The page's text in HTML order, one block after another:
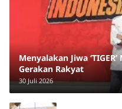
Menyalakan Jiwa
Gerakan Rakyat
30 Juli 2026